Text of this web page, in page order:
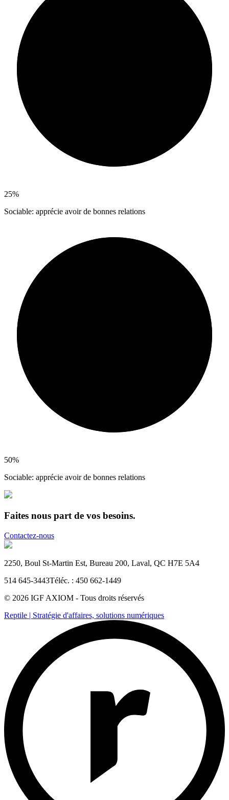
25%
Sociable: apprécie avoir de bonnes relations
50%
Sociable: apprécie avoir de bonnes relations
Faites nous part de vos besoins.
Contactez-nous
2250, Boul St-Martin Est, Bureau 200, Laval, QC H7E 5A4
514 645-3443Téléc. : 450 662-1449
© 2026 IGF AXIOM - Tous droits réservés
Reptile | Stratégie d'affaires, solutions numériques